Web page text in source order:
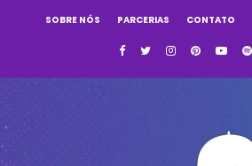
SOBRE NÓS PARCERIAS CONTATO